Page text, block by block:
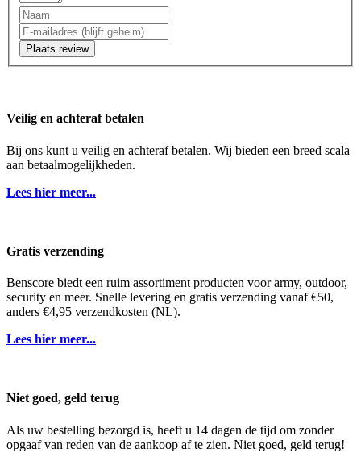
Plaats review
Veilig en achteraf betalen
Bij ons kunt u veilig en achteraf betalen. Wij bieden een breed scala
aan betaalmogelijkheden.
Lees hier meer...
Gratis verzending
Benscore biedt een ruim assortiment producten voor army, outdoor,
security en meer. Snelle levering en gratis verzending vanaf €50,
anders €4,95 verzendkosten (NL).
Lees hier meer...
Niet goed, geld terug
Als uw bestelling bezorgd is, heeft u 14 dagen de tijd om zonder
opgaaf van reden van de aankoop af te zien. Niet goed, geld terug!